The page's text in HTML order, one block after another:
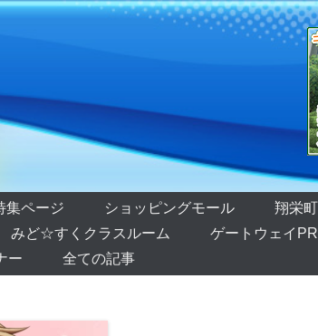
集ページ ショッピングモール 翔栄
みど☆すくクラスルーム ゲートウェイ
ー
全ての記事